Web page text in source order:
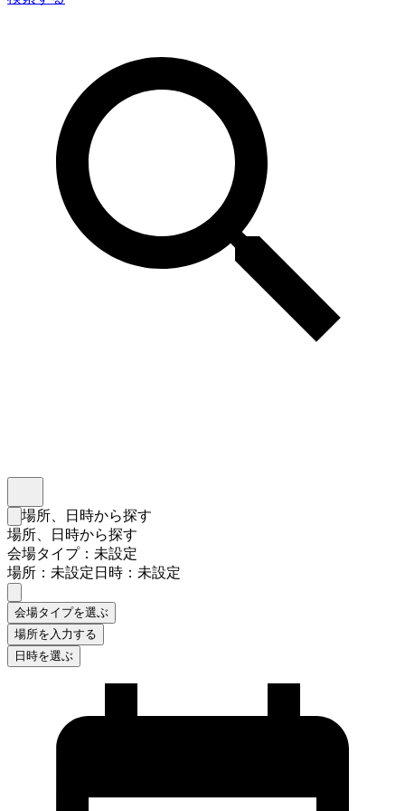
検索フォームを閉じる
場所、日時から探す
場所、日時から探す
会場タイプ：未設定
場所：未設定日時：未設定
会場タイプを選ぶ
場所を入力する
日時を選ぶ